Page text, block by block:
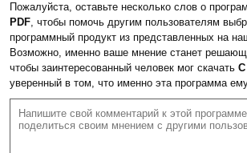
Пожалуйста, оставьте несколько слов о
PDF, чтобы помочь другим пользователям
программный продукт из представленных на
Возможно, именно ваше мнение станет
чтобы заинтересованный человек мог скачать
уверенный в том, что именно эта программа